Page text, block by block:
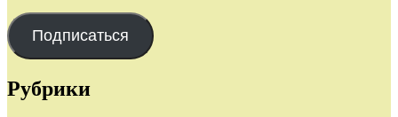
Подписаться
Рубрики